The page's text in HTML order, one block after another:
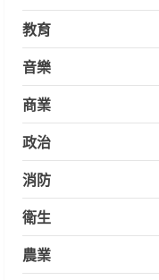
教育
音樂
商業
政治
消防
衛生
農業